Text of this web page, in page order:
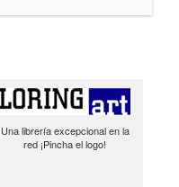
Una librería excepcional en la
red ¡Pincha el logo!